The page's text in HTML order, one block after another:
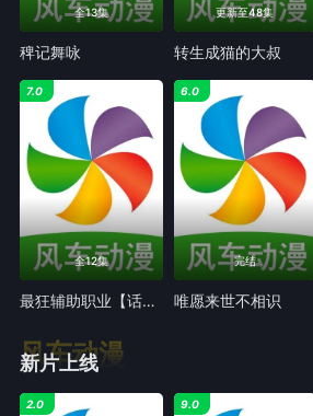
全13集
稗记舞咏
更新至48集
转生成猫的大叔
全12集
7.0
最狂辅助职业【话术士】世界最强战团听我号令
完结
6.0
唯愿来世不相识
新片上线
风车动漫
2.0 9.0